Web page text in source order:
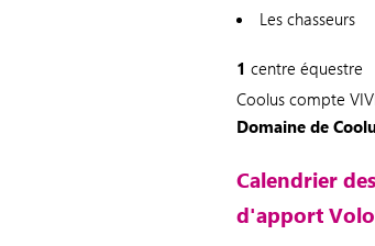
Les chasseurs
1 centre équestre
Coolus compte
Domaine de
Calendrier
d'apport